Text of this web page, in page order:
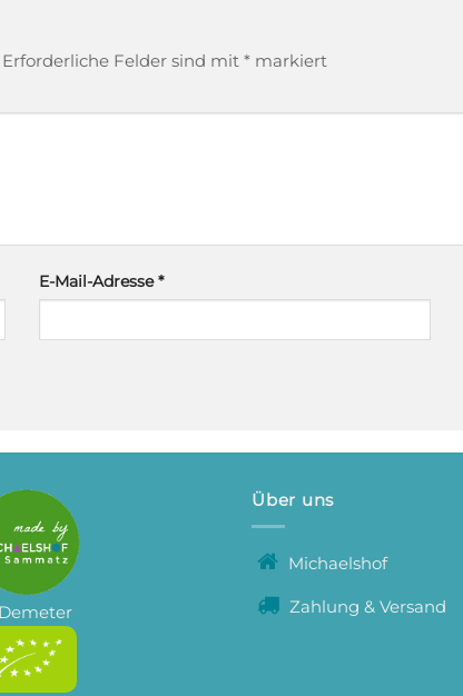
Erforderliche Felder sind mit * markiert
E-Mail-Adresse*
Über uns
Michaelshof
Zahlung & Versand